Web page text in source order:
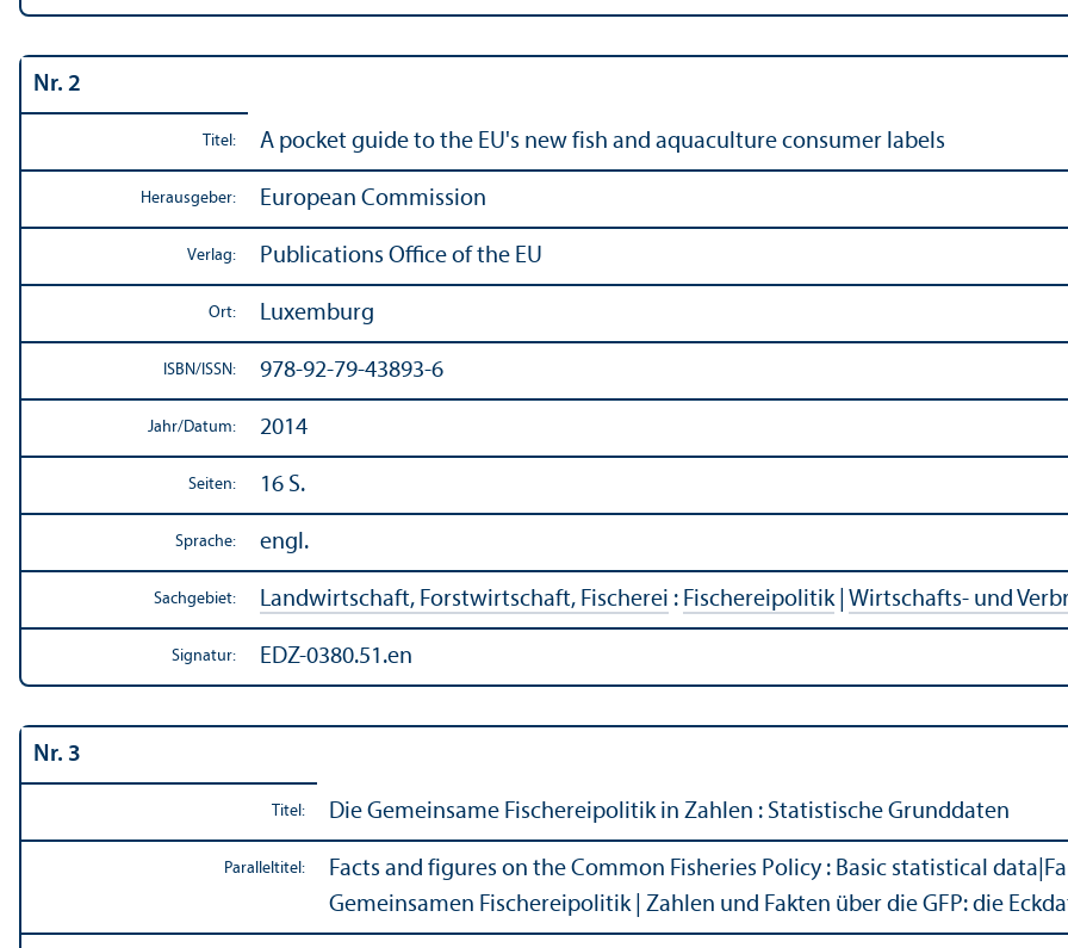
Nr. 2
Titel: A pocket guide to the EU's new fish and aquaculture consumer labels
Herausgeber: European Commission
Verlag: Publications Office of the EU
Ort: Luxemburg
ISBN/ ISSN: 978-92-79-43893-6
Jahr/Datum: 2014
Seiten: 16 S.
Sprache: engl.
Sachgebiet: Landwirtschaft, Forstwirtschaft, Fischerei : Fischereipolitik| Wirtschafts- und
Signatur: EDZ-0380.51.en
Nr. 3
Titel: Die Gemeinsame Fischereipolitik in Zahlen : Statistische Grunddaten
Paralleltitel: Facts and figures on the Common Fisheries Policy : Basic statistical data
Gemeinsamen Fischereipolitik | Zahlen und Fakten über die GFP: die